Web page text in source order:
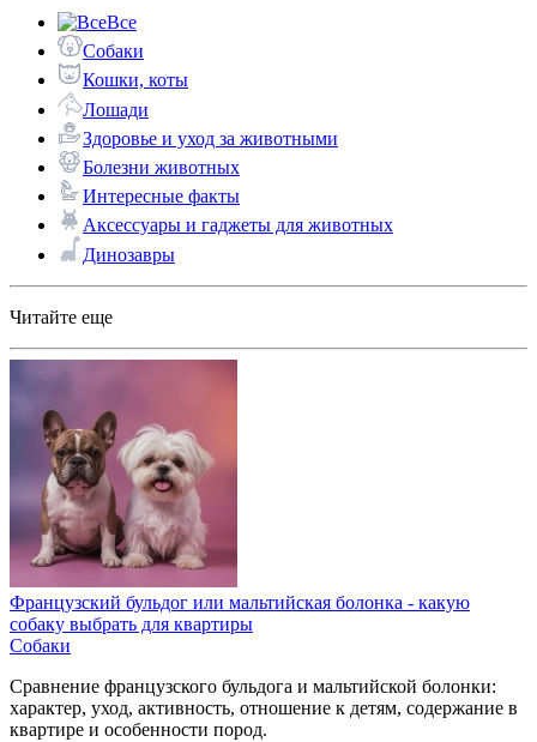
Все
Собаки
Кошки, коты
Лошади
Здоровье и уход за животными
Болезни животных
Интересные факты
Аксессуары и гаджеты для животных
Динозавры
Читайте еще
Французский бульдог или мальтийская болонка - какую
собаку выбрать для квартиры
Собаки
Сравнение французского бульдога и мальтийской болонки:
характер, уход, активность, отношение к детям, содержание в
квартире и особенности пород.